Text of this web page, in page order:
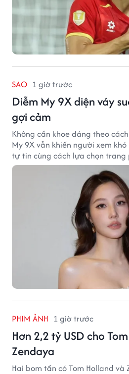
SAO 1 giờ trước
Diễm My 9X diện váy
gợi cảm
Không cần khoe dáng theo
My 9X vẫn khiến người xem
tự tin cùng cách lựa chọn trang
PHIM ẢNH 1 giờ trước
Hơn 2,2 tỷ USD cho
Zendaya
Hai bom tấn có Tom Holland